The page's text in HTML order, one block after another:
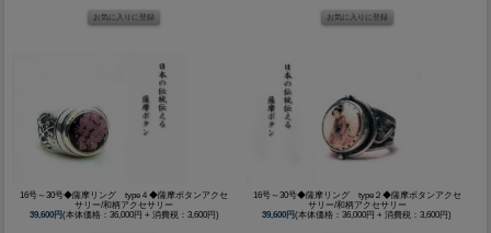
16号～30号◆薩摩リング type４◆薩摩ボタンアクセ
サリー/和柄アクセサリー
39,600円(本体価格：36,000円 + 消費税：3,600円)
16号～30号◆薩摩リング type２◆薩摩ボタンアクセ
サリー/和柄アクセサリー
39,600円(本体価格：36,000円 + 消費税：3,600円)